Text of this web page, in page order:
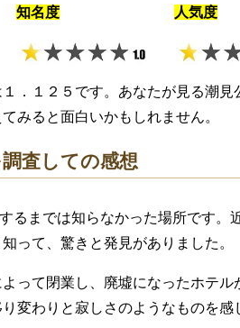
知名度 人気度
．１２５です。あなたが見る潮
みると面白いかもしれません。
査しての感想
るまでは知らなかった場所です。
って、驚きと発見がありました。
って閉業し、廃墟になったホテ
変わりと寂しさのようなものを感